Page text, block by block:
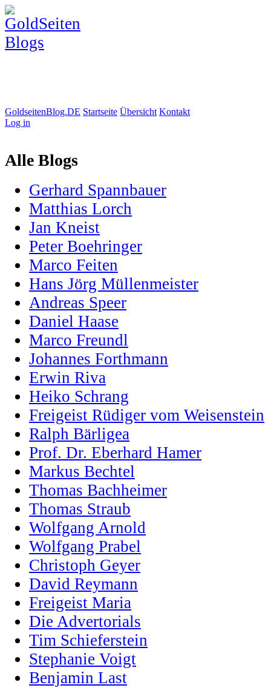
GoldseitenBlog.DE Startseite Übersicht Kontakt
Log in
Alle Blogs
Gerhard Spannbauer
Matthias Lorch
Jan Kneist
Peter Boehringer
Marco Feiten
Hans Jörg Müllenmeister
Andreas Speer
Daniel Haase
Marco Freundl
Johannes Forthmann
Erwin Riva
Heiko Schrang
Freigeist Rüdiger vom Weisenstein
Ralph Bärligea
Prof. Dr. Eberhard Hamer
Markus Bechtel
Thomas Bachheimer
Thomas Straub
Wolfgang Arnold
Wolfgang Prabel
Christoph Geyer
David Reymann
Freigeist Maria
Die Advertorials
Tim Schieferstein
Stephanie Voigt
Benjamin Last